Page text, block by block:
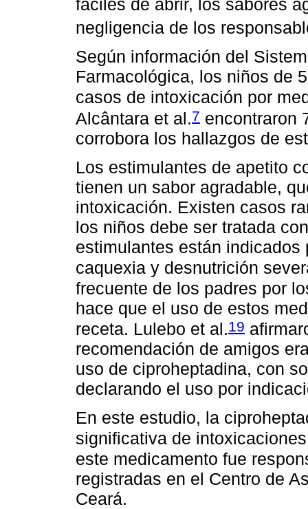
fáciles de abrir, los sabores
negligencia de los
Según información del
Farmacológica, los niños de
casos de intoxicación por
Alcântara et al.7 encontraron
corrobora los hallazgos de
Los estimulantes de apetito
tienen un sabor agradable,
intoxicación. Existen casos
los niños debe ser tratada
estimulantes están
caquexia y desnutrición
frecuente de los padres por
hace que el uso de estos
receta. Lulebo et al.19
recomendación de amigos
uso de ciproheptadina, con
declarando el uso por
En este estudio, la
significativa de
este medicamento fue
registradas en el Centro de
Ceará.